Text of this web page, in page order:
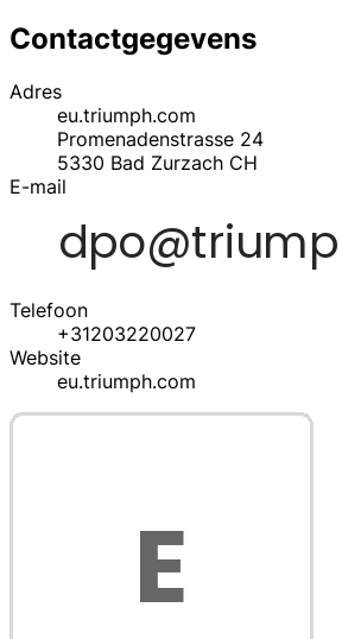
Contactgegevens
Adres
eu.triumph.com
Promenadenstrasse 24
5330 Bad Zurzach CH
E-mail
Telefoon
+31203220027
Website
eu.triumph.com